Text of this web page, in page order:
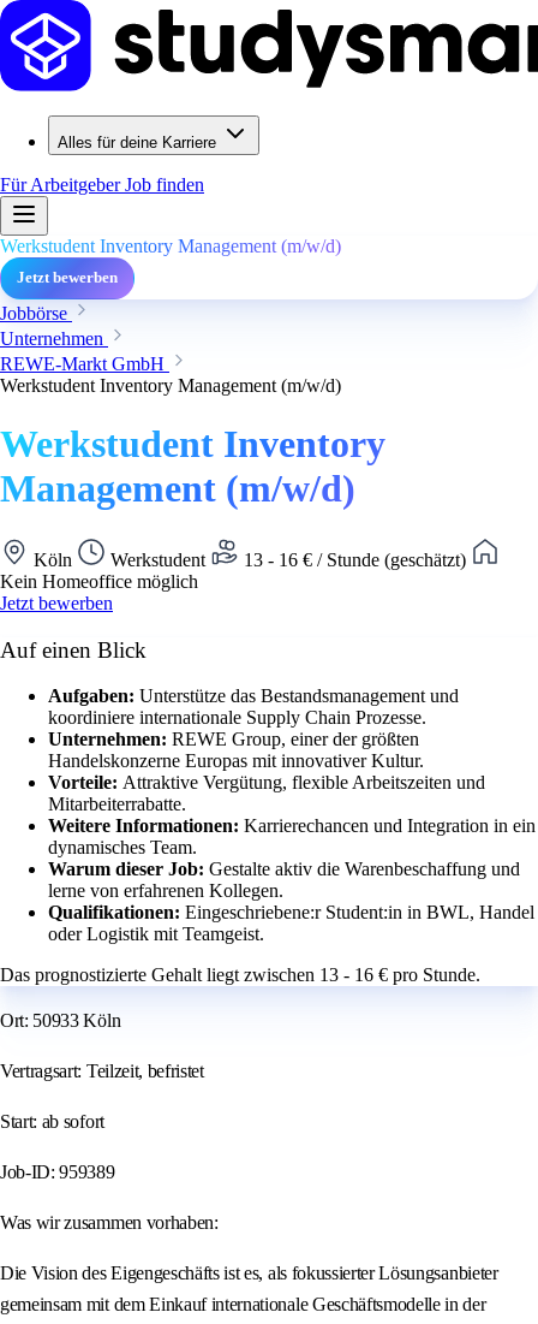
Alles für deine Karriere
Für ArbeitgeberJob finden
Werkstudent Inventory Management (m/w/d)
Jetzt bewerben
Jobbörse
Unternehmen
REWE-Markt GmbH
Werkstudent Inventory Management (m/w/d)
Werkstudent Inventory
Management (m/w/d)
Köln Werkstudent
13 - 16 € / Stunde (geschätzt)
Kein Homeoffice möglich
Jetzt bewerben
Auf einen Blick
Aufgaben: Unterstütze das Bestandsmanagement und
koordiniere internationale Supply Chain Prozesse.
Unternehmen: REWE Group, einer der größten
Handelskonzerne Europas mit innovativer Kultur.
Vorteile: Attraktive Vergütung, flexible Arbeitszeiten und
Mitarbeiterrabatte.
Weitere Informationen: Karrierechancen und Integration in ein
dynamisches Team.
Warum dieser Job: Gestalte aktiv die Warenbeschaffung und
lerne von erfahrenen Kollegen.
Qualifikationen: Eingeschriebene:r Student:in in BWL, Handel
oder Logistik mit Teamgeist.
Das prognostizierte Gehalt liegt zwischen 13 - 16 € pro Stunde.
Ort: 50933 Köln
Vertragsart: Teilzeit, befristet
Start: ab sofort
Job-ID: 959389
Was wir zusammen vorhaben:
Die Vision des Eigengeschäfts ist es, als fokussierter Lösungsanbieter
gemeinsam mit dem Einkauf internationale Geschäftsmodelle in der